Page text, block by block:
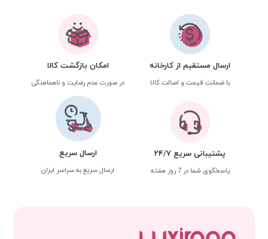
ارسال مستقیم از کارخانه
با ضمانت قیمت و اصالت کالا
امکان بازگشت کالا
در صورت عدم رضایت و ناهماهنگی
پشتیبانی سریع 24/7
پاسخگوی شما در 7 روز هفته
ارسال سریع
ارسال سریع به سراسر ایران